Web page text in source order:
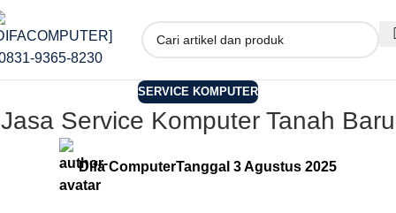
SERVICE KOMPUTER
Jasa Service Komputer Tanah Baru
Difa ComputerTanggal 3 Agustus 2025